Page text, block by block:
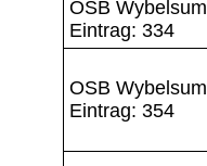
OSB Wybelsum
Eintrag: 334
OSB Wybelsum
Eintrag: 354